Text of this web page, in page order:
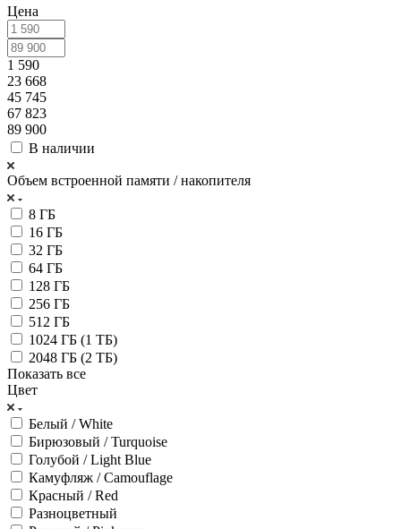
Цена
1 590
23 668
45 745
67 823
89 900
В наличии
Объем встроенной памяти / накопителя
8 ГБ
16 ГБ
32 ГБ
64 ГБ
128 ГБ
256 ГБ
512 ГБ
1024 ГБ (1 ТБ)
2048 ГБ (2 ТБ)
Показать все
Цвет
Белый / White
Бирюзовый / Turquoise
Голубой / Light Blue
Камуфляж / Camouflage
Красный / Red
Разноцветный